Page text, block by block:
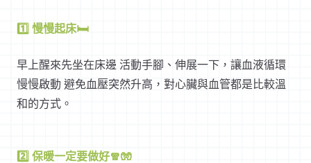
1️⃣ 慢慢起床🛏️
早上醒來先坐在床邊 活動手腳、伸展一下，讓血液循環
慢慢啟動 避免血壓突然升高，對心臟與血管都是比較溫
和的方式。
2️⃣ 保暖一定要做好🧣🧤